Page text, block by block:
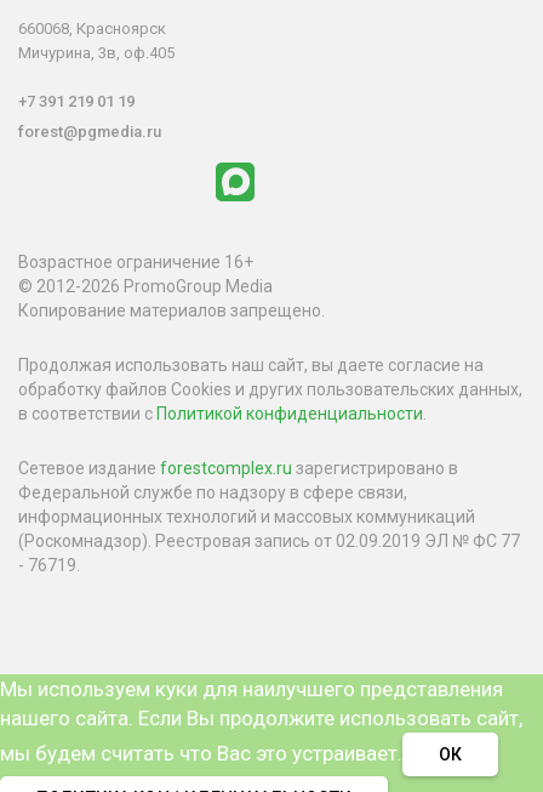
660068, Красноярск
Мичурина, 3в, оф.405
+7 391 219 01 19
forest@pgmedia.ru
Возрастное ограничение 16+
© 2012-2026 PromoGroup Media
Копирование материалов запрещено.
Продолжая использовать наш сайт, вы даете согласие на
обработку файлов Cookies и других пользовательских данных,
в соответствии с Политикой конфиденциальности
Сетевое издание forestcomplex.ru зарегистрировано в
Федеральной службе по надзору в сфере связи,
информационных технологий и массовых коммуникаций
(Роскомнадзор). Реестровая запись от 02.09.2019 ЭЛ № ФС 77
- 76719.
Мы используем куки для наилучшего представления
нашего сайта. Если Вы продолжите использовать сайт,
мы будем считать что Вас это устраивает.
ОК